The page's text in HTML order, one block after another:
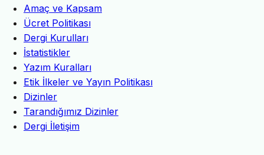
Amaç ve Kapsam
Ücret Politikası
Dergi Kurulları
İstatistikler
Yazım Kuralları
Etik İlkeler ve Yayın Politikası
Dizinler
Tarandığımız Dizinler
Dergi İletişim